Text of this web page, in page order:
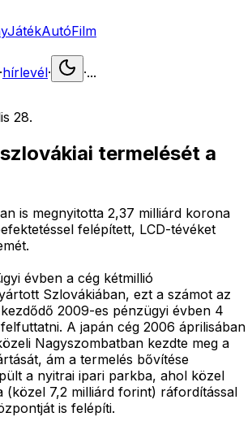
JátékAutóFilm
·hírlevél· ·...
28.
termelését a
is megnyitotta 2,37 milliárd korona
felépített, LCD-tévéket
évben a cég kétmillió
Szlovákiában, ezt a számot az
2009-es pénzügyi évben 4
A japán cég 2006 áprilisában
Nagyszombatban kezdte meg a
ám a termelés bővítése
a nyitrai ipari parkba, ahol közel
(közel 7,2 milliárd forint) ráfordítással
is felépíti.